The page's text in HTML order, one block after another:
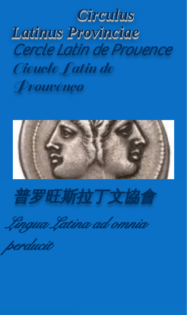
Circulus
Latinus Provinciae
Cercle Latin de Provence
Cieucle Latin de
Prouvènço
Lingua Latina ad omnia
perducit
普罗旺斯拉丁文協會